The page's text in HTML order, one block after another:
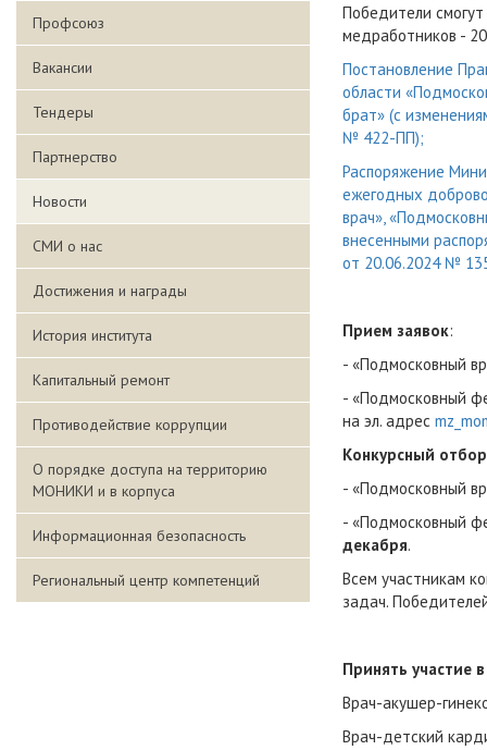
Профсоюз
Вакансии
Тендеры
Партнерство
Новости
СМИ о нас
Достижения и награды
История института
Капитальный ремонт
Противодействие коррупции
О порядке доступа на территорию
МОНИКИ и в корпуса
Информационная безопасность
Региональный центр компетенций
Победители
медработников -
Постановление
области
брат» (с
№ 422-ПП);
Распоряжение
ежегодных
врач»,
внесенными
от 20.06.2024 №
Прием заявок:
- «Подмосковный
- «Подмосковный
на эл. адрес
Конкурсный отбор
- «Подмосковный
- «Подмосковный
декабря.
Всем участникам
задач.
Принять участие
Врач-акушер-
Врач-детский